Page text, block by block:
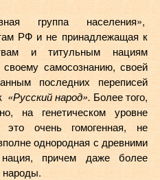
группа населения»,
РФ и не принадлежащая к
и титульным нациям
самосознанию, своей
последних переписей
«Русский народ». Более того,
на генетическом уровне
очень гомогенная, не
однородная с древними
причем даже более
народы.